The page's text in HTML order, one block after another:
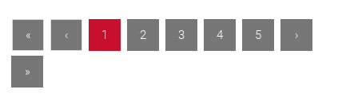
« ‹ 1 2 3 4 5 ›
»